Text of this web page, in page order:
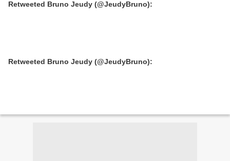
Retweeted Bruno Jeudy (@JeudyBruno):
Retweeted Bruno Jeudy (@JeudyBruno):